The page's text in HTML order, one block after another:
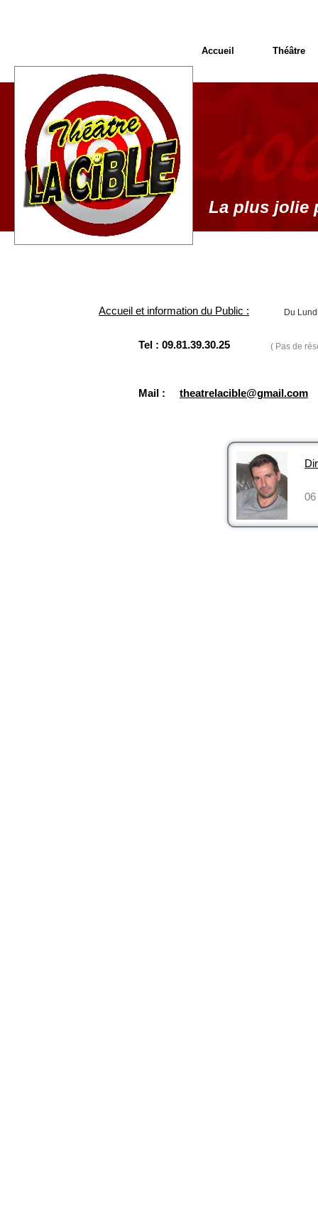
Accueil et information du Public : Du
Tel : 09.81.39.30.25 ( Pas de
Mail : theatrelacible@gmail.com
La plus jolie
06
Accueil Théâtre